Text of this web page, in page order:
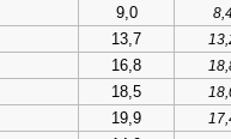
9,0
13,7
16,8
18,5
19,9